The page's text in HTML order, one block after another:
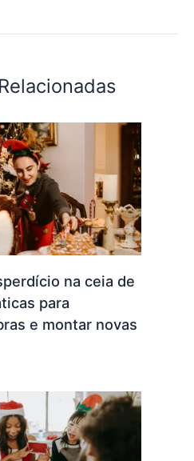
na ceia de
para
e montar novas